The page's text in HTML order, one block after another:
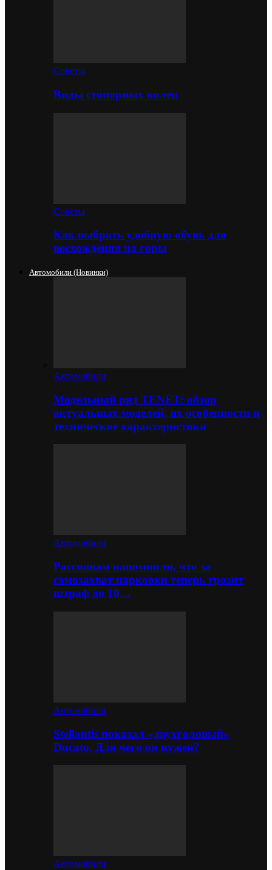
Советы
Виды стопорных колец
Советы
Как выбрать удобную обувь для
восхождения на горы
Автомобили (новинки)
Автомобили
Модельный ряд TENET: обзор
актуальных моделей, их особенности и
технические характеристики
Автомобили
Россиянам напомнили, что за
самозахват парковки теперь грозит
штраф до 10…
Автомобили
Stellantis показал «двухголовый»
Ducato. Для чего он нужен?
Автомобили